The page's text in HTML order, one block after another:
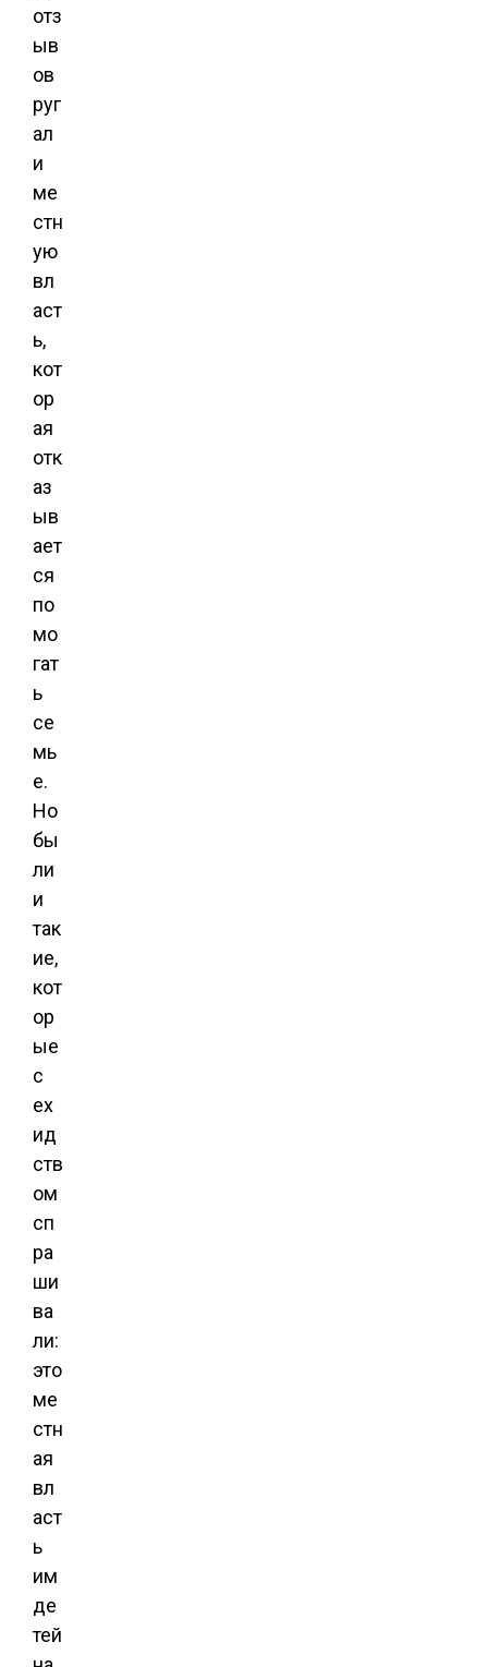
отз
ыв
ов
руг
ал
и
ме
стн
ую
вл
аст
ь,
кот
ор
ая
отк
аз
ыв
ает
ся
по
мо
гат
ь
се
мь
е.
Но
бы
ли
и
так
ие,
кот
ор
ые
с
ех
ид
ств
ом
сп
ра
ши
ва
ли:
это
ме
стн
ая
вл
аст
ь
им
де
тей